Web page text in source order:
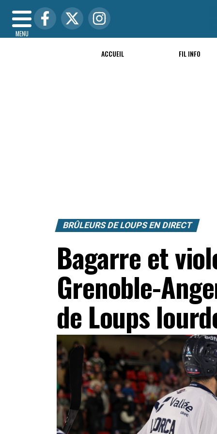
MENU
ACCUEIL FIL INFO
BRÛLEURS DE LOUPS EN DIRECT
Bagarre et
Grenoble-
de Loups